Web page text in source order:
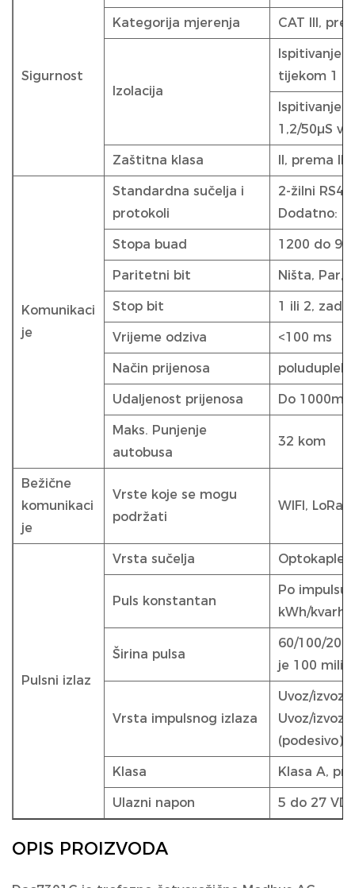
Sigurnost
Kategorija mjerenja CAT III,
Izolacija
Ispitivanje
tijekom 1
Ispitivanje
1,2/50µS
Zaštitna klasa II, prema
Komunikaci
je
Standardna sučelja i
protokoli
2-žilni
Dodatno:
Stopa buad 1200 do
Paritetni bit Ništa, Par,
Stop bit 1 ili 2,
Vrijeme odziva <100 ms
Način prijenosa poludupleks
Udaljenost prijenosa Do 1000m
Maks. Punjenje
autobusa
32 kom
Bežične
komunikaci
je
Vrste koje se mogu
podržati
WIFI, LoRa,
Pulsni izlaz
Vrsta sučelja
Puls konstantan
Po impulsu
kWh/kvarh
Širina pulsa
60/100/200
je 100
Vrsta impulsnog izlaza
Uvoz/
Uvoz/
(podesivo)
Klasa Klasa A,
Ulazni napon 5 do 27
OPIS PROIZVODA